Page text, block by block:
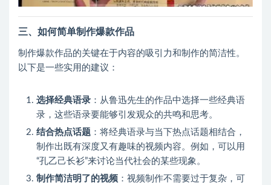
三、如何简单制作爆款作品
制作爆款作品的关键在于内容的吸引力和制作的简洁性。
以下是一些实用的建议：
选择经典语录 ：从鲁迅先生的作品中选择一些经典语
录，这些语录要能够引发观众的共鸣和思考。
结合热点话题 ：将经典语录与当下热点话题相结合，
制作出既有深度又有趣味的视频内容。例如，可以用
“孔乙己长衫”来讨论当代社会的某些现象。
制作简洁明了的视频 ：视频制作不需要过于复杂，可